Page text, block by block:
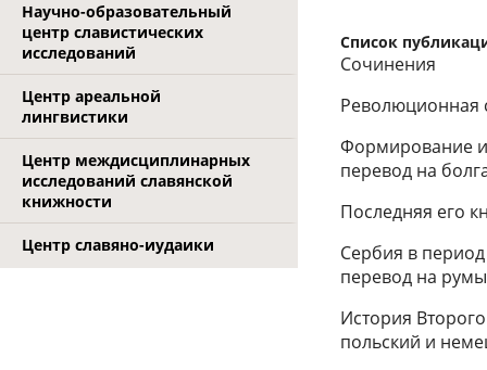
Научно-образовательный
центр славистических
исследований
Центр ареальной
лингвистики
Центр междисциплинарных
исследований славянской
книжности
Центр славяно-иудаики
Список
Сочинения
Революционная
Формирование и
перевод на
Последняя его
Сербия в
перевод на
История
польский и